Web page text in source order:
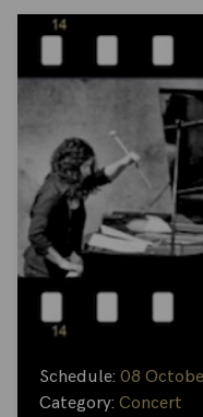
Schedule: 08
Category: Concert